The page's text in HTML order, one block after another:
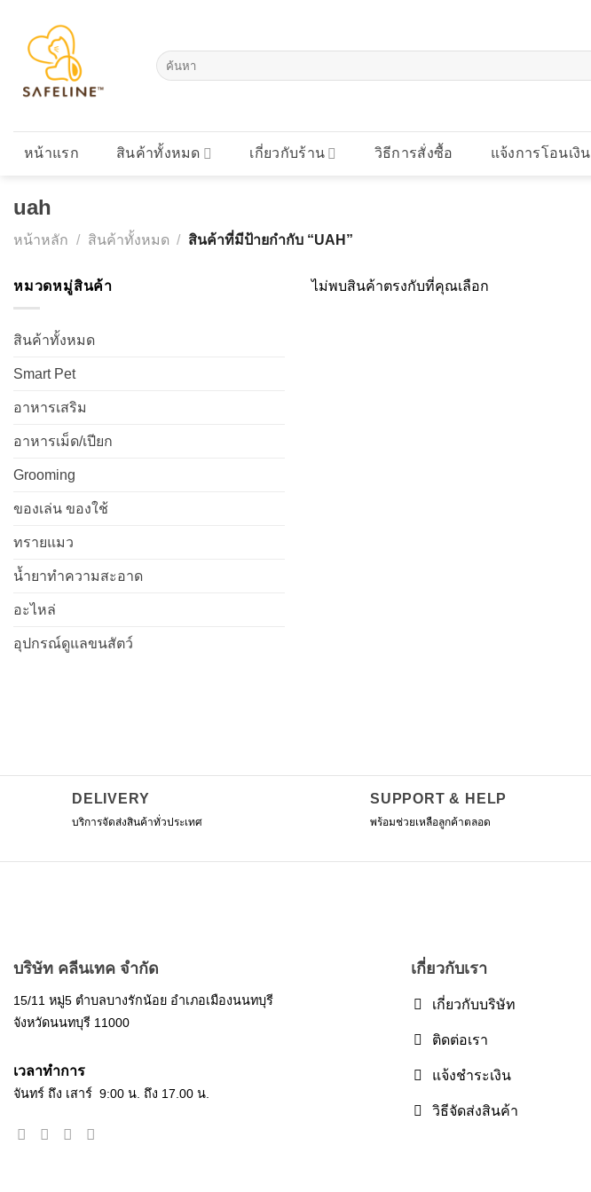
content
ค้นหา:
หน้าแรก สินค้าทั้งหมด เกี่ยวกับร้าน วิธีการสั่งซื้อ แจ้งการโอนเงิน
uah
หน้าหลัก / สินค้าทั้งหมด / สินค้าที่มีป้ายกำกับ “UAH”
หมวดหมู่สินค้า
สินค้าทั้งหมด
Smart Pet
อาหารเสริม
อาหารเม็ด/เปียก
Grooming
ของเล่น ของใช้
ทรายแมว
น้ำยาทำความสะอาด
อะไหล่
อุปกรณ์ดูแลขนสัตว์
ไม่พบสินค้าตรงกับที่คุณเลือก
DELIVERY
บริการจัดส่งสินค้าทั่วประเทศ
SUPPORT & HELP
พร้อมช่วยเหลือลูกค้าตลอด
บริษัท คลีนเทค จำกัด
15/11 หมู่5 ตำบลบางรักน้อย อำเภอเมืองนนทบุรี
จังหวัดนนทบุรี 11000
เวลาทำการ
จันทร์ ถึง เสาร์ 9:00 น. ถึง 17.00 น.
เกี่ยวกับเรา
เกี่ยวกับบริษัท
ติดต่อเรา
แจ้งชำระเงิน
วิธีจัดส่งสินค้า